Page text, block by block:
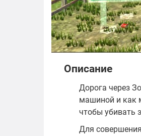
Описание
Дорога через
машиной и как
чтобы убивать
Для